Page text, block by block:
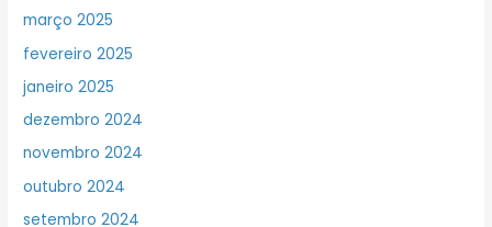
março 2025
fevereiro 2025
janeiro 2025
dezembro 2024
novembro 2024
outubro 2024
setembro 2024